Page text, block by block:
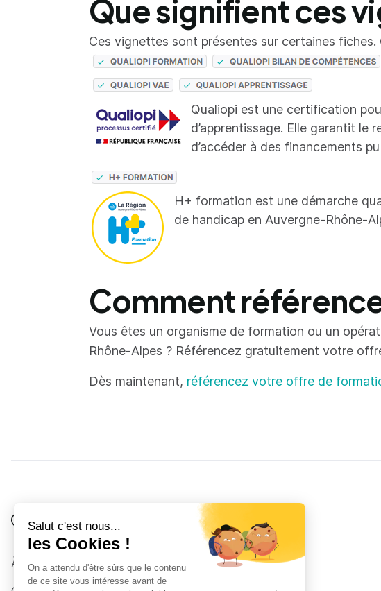
Que signifient ces
Ces vignettes sont présentes sur certaines
Qualiopi est une certification
d’apprentissage. Elle garantit
d’accéder à des financements
H+ formation est une démarche
de handicap en Auvergne-Rhône-
Comment
Vous êtes un organisme de formation ou un
Rhône-Alpes ? Référencez gratuitement votre
Dès maintenant, référencez votre offre de
Côté Formations
À propos
Je suis
Au collège